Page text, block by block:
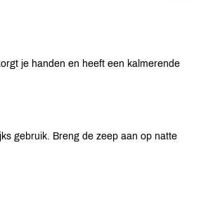
je handen en heeft een kalmerende
gebruik. Breng de zeep aan op natte